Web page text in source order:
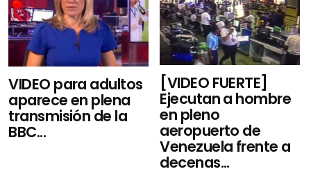
VIDEO para adultos
aparece en plena
transmisión de la
BBC...
[VIDEO FUERTE]
Ejecutan a hombre
en pleno
aeropuerto de
Venezuela frente a
decenas...